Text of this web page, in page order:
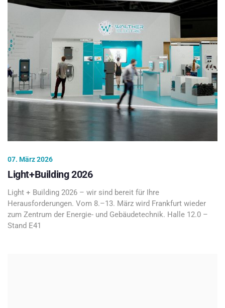
07. März 2026
Light+Building 2026
Light + Building 2026 – wir sind bereit für Ihre
Herausforderungen. Vom 8.–13. März wird Frankfurt wieder
zum Zentrum der Energie- und Gebäudetechnik. Halle 12.0 –
Stand E41